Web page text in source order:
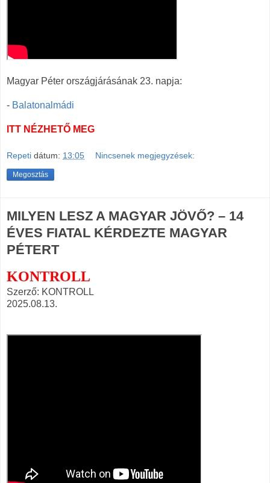
Magyar Péter országjárásának 23. napja:
- Balatonalmádi
ITT NÉZHETŐ MEG
Repeti dátum: 13:05 Nincsenek megjegyzések:
Megosztás
MILYEN LESZ A MAGYAR JÖVŐ? – 14
ÉVES FIATAL KÉRDEZTE MAGYAR
PÉTERT
KONTROLL
Szerző: KONTROLL
2025.08.13.